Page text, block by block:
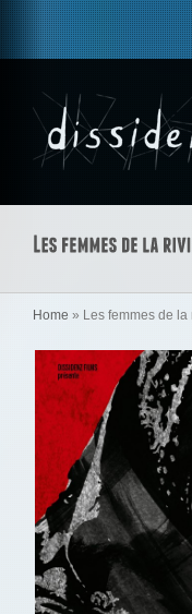
Home » Les femmes de